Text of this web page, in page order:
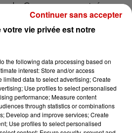
- Gagnez vos entrées
l'un des zoos de nos
!
Vacances - Gagnez
séjour en famille au cœur
votre vie privée est notre
the following data processing based on
interest: Store and/or access
limited data to select advertising; Create
Use profiles to select personalised
performance; Measure content
through statistics or combinations
Develop and improve services; Create
Use profiles to select personalised
Continuer sans accepter